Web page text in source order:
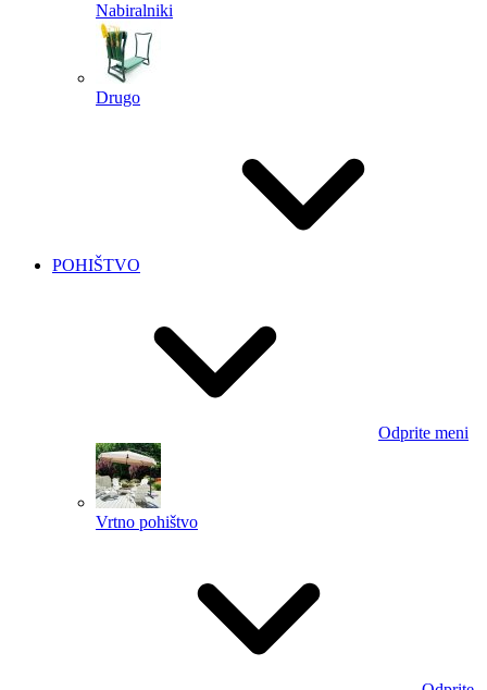
Nabiralniki
Drugo
POHIŠTVO
Odprite meni
Vrtno pohištvo